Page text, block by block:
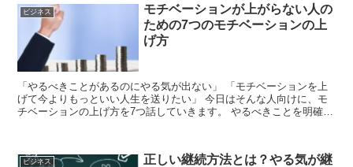
ビジネス
モチベーションが上がらない人の
ための7つのモチベーションの上
げ方
「やるべきことがあるのにやる気が出ない」 「モチベーションを上
げて今よりもっといい人生を送りたい」 今日はそんな人向けに、モ
チベーションの上げ方を7つ話していきます。 やるべきことを明確に
ビジネス
正しい継続方法とは？やる気が継